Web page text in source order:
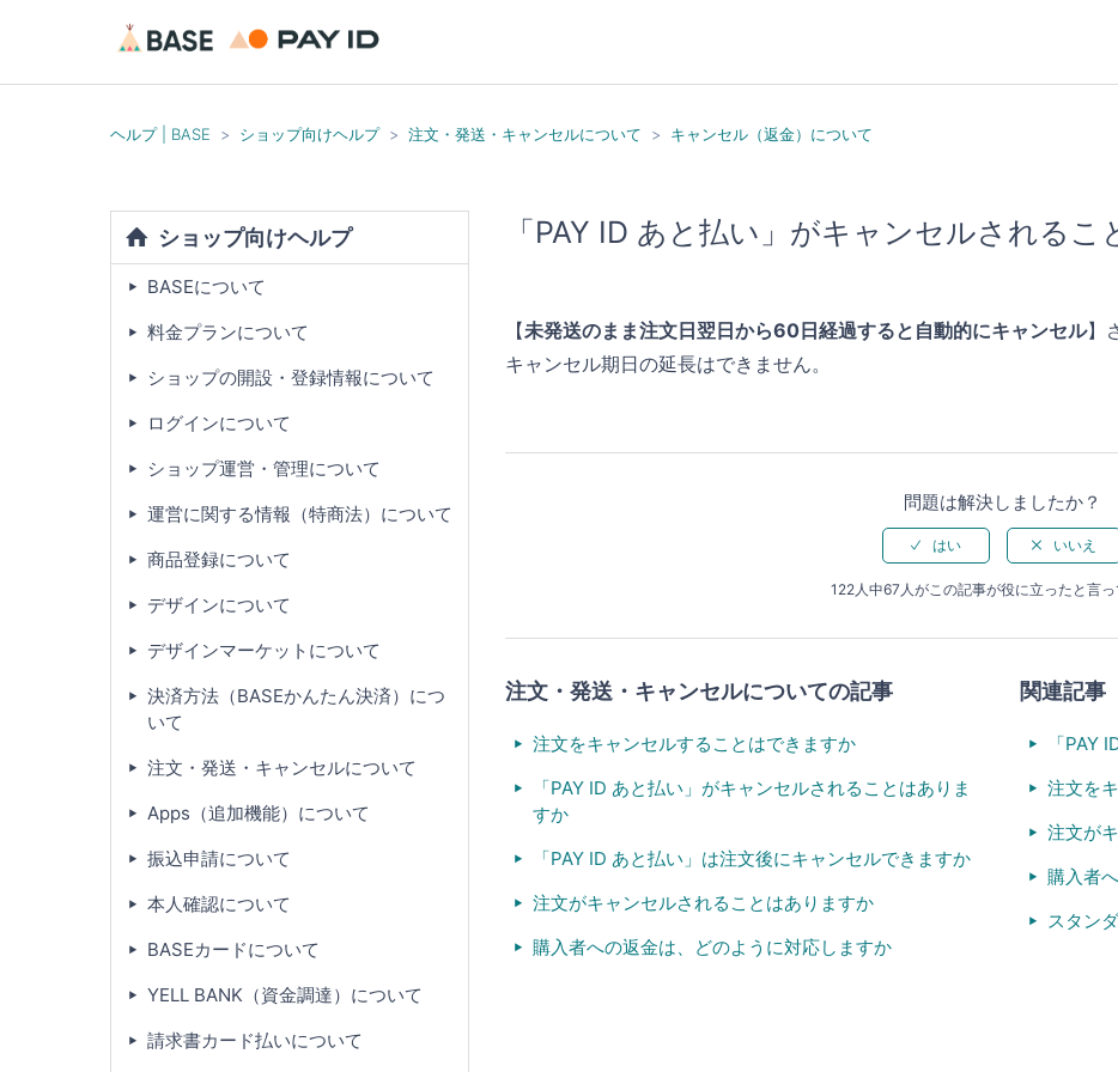
ヘルプ | BASE ショップ向けヘルプ 注文・発送・キャンセルについて キャンセル（返金）について
「PAY ID あと払い」がキャンセルされる
【未発送のまま注文日翌日から60日経過すると自動的にキャンセル】
キャンセル期日の延長はできません。
問題は解決しましたか？
122人中67人がこの記事が役に立ったと言
注文・発送・キャンセルについての記事
注文をキャンセルすることはできますか
「PAY ID あと払い」がキャンセルされることはありま
すか
「PAY ID あと払い」は注文後にキャンセルできますか
注文がキャンセルされることはありますか
購入者への返金は、どのように対応しますか
関連記事
「PAY
注文を
注文が
購入者
スタン
ショップ向けヘルプ
BASEについて
料金プランについて
ショップの開設・登録情報について
ログインについて
ショップ運営・管理について
運営に関する情報（特商法）について
商品登録について
デザインについて
デザインマーケットについて
決済方法（BASEかんたん決済）につ
いて
注文・発送・キャンセルについて
Apps（追加機能）について
振込申請について
本人確認について
BASEカードについて
YELL BANK（資金調達）について
請求書カード払いについて